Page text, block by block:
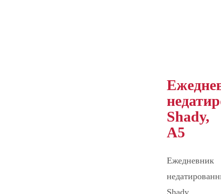
Shady,
А5
Ежедневник
Shady